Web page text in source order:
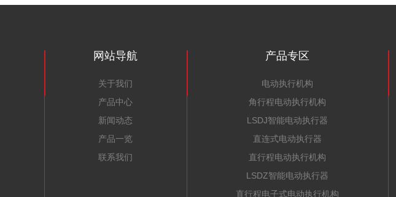
网站导航
关于我们
产品中心
新闻动态
产品一览
联系我们
产品专区
电动执行机构
角行程电动执行机构
LSDJ智能电动执行器
直连式电动执行器
直行程电动执行机构
LSDZ智能电动执行器
直行程电子式电动执行机构